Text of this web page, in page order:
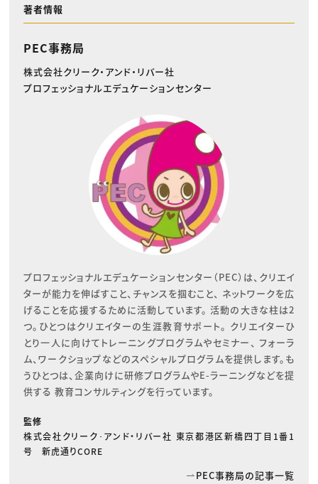
著者情報
PEC事務局
株式会社クリーク・アンド・リバー社
プロフェッショナルエデュケーションセンター
プロフェッショナルエデュケーションセンター（PEC）は、クリエイ
ターが能力を伸ばすこと、チャンスを掴むこと、 ネットワークを広
げることを応援するために活動しています。 活動の大きな柱は2
つ。ひとつはクリエイターの生涯教育サポート。 クリエイターひ
とり一人に向けてトレーニングプログラムやセミナー、 フォーラ
ム、ワークショップなどのスペシャルプログラムを提供します。も
うひとつは、企業向けに研修プログラムやE-ラーニングなどを提
供する 教育コンサルティングを行っています。
監修
株式会社クリーク･アンド・リバー社 東京都港区新橋四丁目1番1
号 新虎通りCORE
PEC事務局の記事一覧